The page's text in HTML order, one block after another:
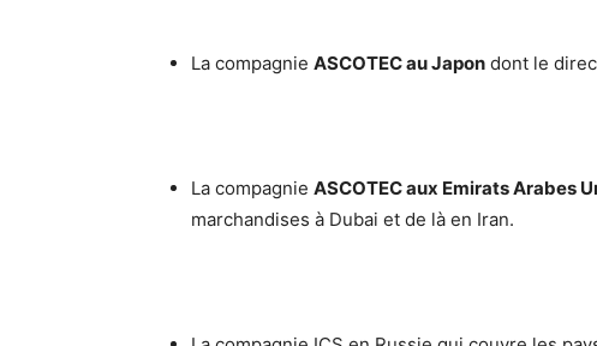
La compagnie ASCOTEC au Japon dont le
La compagnie ASCOTEC aux Emirats Arabes
marchandises à Dubai et de là en Iran.